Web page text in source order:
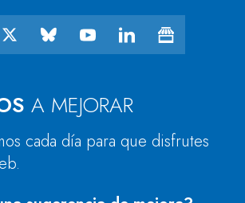
A MEJORAR
cada día para que disfrutes